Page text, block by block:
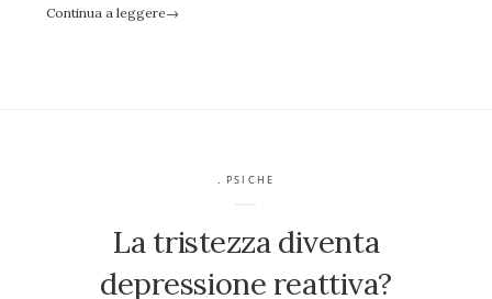
Continua a leggere→
. PSICHE
La tristezza diventa
depressione reattiva?